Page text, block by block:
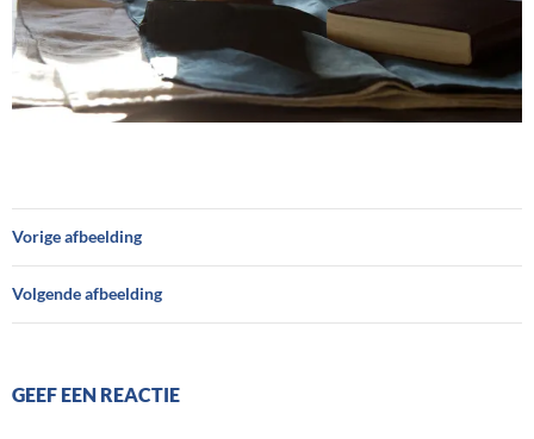
Vorige afbeelding
Volgende afbeelding
GEEF EEN REACTIE